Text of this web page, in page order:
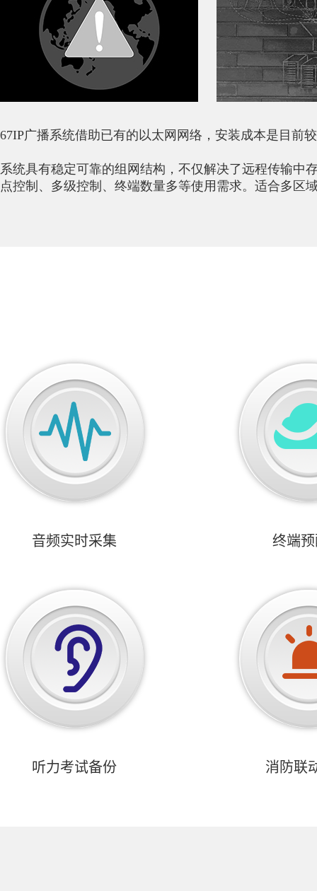
67IP广播系统借助已有的以太网网络，安装成本是目前
系统具有稳定可靠的组网结构，不仅解决了远程传输中
点控制、多级控制、终端数量多等使用需求。适合多区
音频实时采集 终端
听力考试备份 消防联